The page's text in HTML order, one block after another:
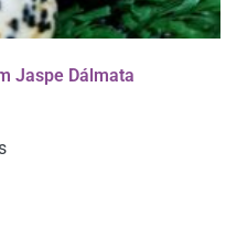
Jaspe Dálmata